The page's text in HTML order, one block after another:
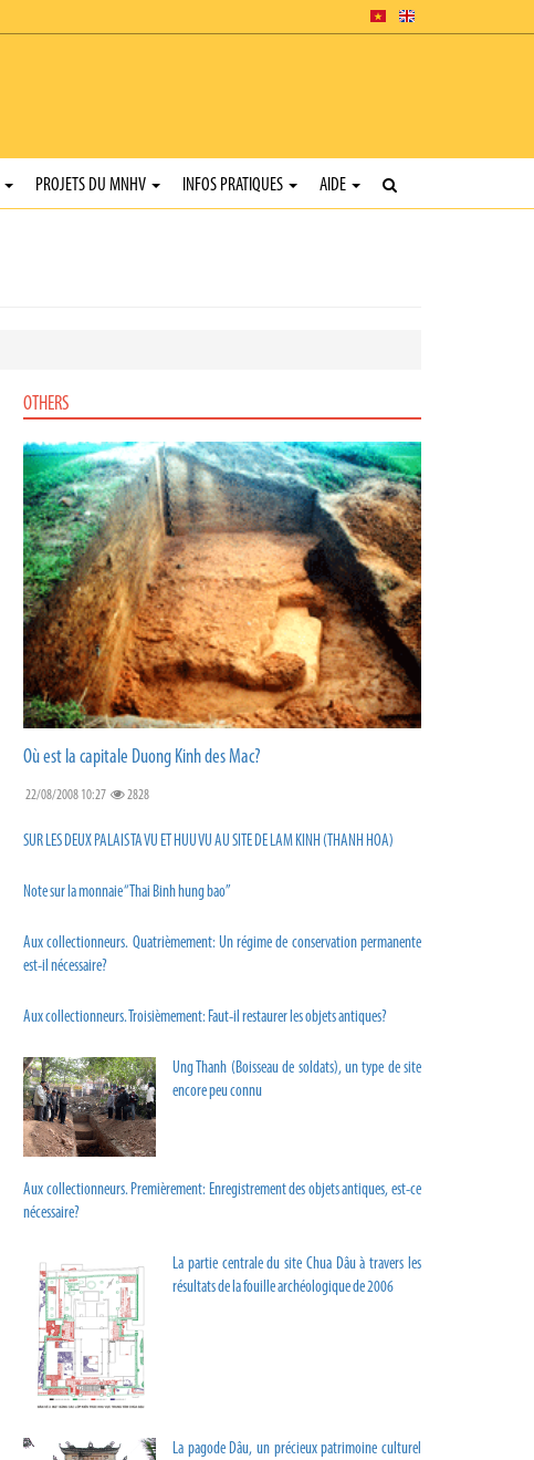
PROJETS DU MNHV INFOS PRATIQUES AIDE
OTHERS
Où est la capitale Duong Kinh des Mac?
22/08/2008 10:27 2828
SUR LES DEUX PALAIS TA VU ET HUU VU AU SITE DE LAM KINH (THANH HOA)
Note sur la monnaie “Thai Binh hung bao”
Aux collectionneurs. Quatrièmement: Un régime de conservation permanente
est-il nécessaire?
Aux collectionneurs. Troisièmement: Faut-il restaurer les objets antiques?
Ung Thanh (Boisseau de soldats), un type de site
encore peu connu
Aux collectionneurs. Premièrement: Enregistrement des objets antiques, est-ce
nécessaire?
La partie centrale du site Chua Dâu à travers les
résultats de la fouille archéologique de 2006
La pagode Dâu, un précieux patrimoine culturel